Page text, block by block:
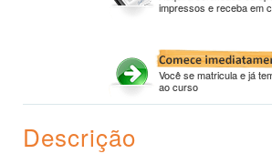
impressos e receba em
Você se matricula e já
ao curso
Descrição